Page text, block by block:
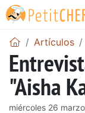
Artículos
"Aisha
miércoles 26